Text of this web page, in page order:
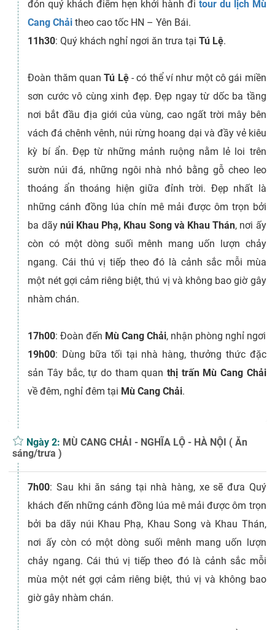
đón quý khách điểm hẹn khởi hành đi tour du lịch Mù
Cang Chải theo cao tốc HN – Yên Bái.
11h30: Quý khách nghỉ ngơi ăn trưa tạiTú Lệ.
Đoàn thăm quanTú Lệ- có thể ví như một cô gái miền
sơn cước vô cùng xinh đẹp. Đẹp ngay từ dốc ba tầng
nơi bắt đầu địa giới của vùng, cao ngất trời mây bên
vách đá chênh vênh, núi rừng hoang dại và đầy vẻ kiêu
kỳ bí ẩn. Đẹp từ những mảnh ruộng nằm lẻ loi trên
sườn núi đá, những ngôi nhà nhỏ bằng gỗ cheo leo
thoáng ẩn thoáng hiện giữa đỉnh trời. Đẹp nhất là
những cánh đồng lúa chín mê mải được ôm trọn bởi
ba dãy núi Khau Phạ, Khau Song và Khau Thán, nơi ấy
còn có một dòng suối mênh mang uốn lượn chảy
ngang. Cái thú vị tiếp theo đó là cảnh sắc mỗi mùa
một nét gợi cảm riêng biệt, thú vị và không bao giờ gây
nhàm chán.
17h00: Đoàn đến Mù Cang Chải, nhận phòng nghỉ ngơi
19h00: Dùng bữa tối tại nhà hàng, thưởng thức đặc
sản Tây bắc, tự do tham quan thị trấn Mù Cang Chải
về đêm, nghỉ đêm tại Mù Cang Chải.
Ngày 2: MÙ CANG CHẢI - NGHĨA LỘ - HÀ NỘI ( Ăn
sáng/trưa )
7h00: Sau khi ăn sáng tại nhà hàng, xe sẽ đưa Quý
khách đến những cánh đồng lúa mê mải được ôm trọn
bởi ba dãy núi Khau Phạ, Khau Song và Khau Thán,
nơi ấy còn có một dòng suối mênh mang uốn lượn
chảy ngang. Cái thú vị tiếp theo đó là cảnh sắc mỗi
mùa một nét gợi cảm riêng biệt, thú vị và không bao
giờ gây nhàm chán.